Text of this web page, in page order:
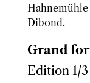
Hahnemühle
Dibond.
Grand
Edition 1/